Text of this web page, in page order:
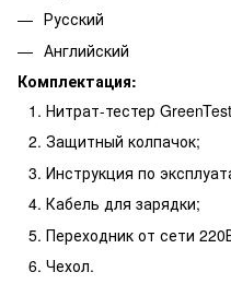
Русский
Английский
Комплектация:
Нитрат-тестер
Защитный колпачок;
Инструкция по
Кабель для зарядки;
Переходник от сети
Чехол.